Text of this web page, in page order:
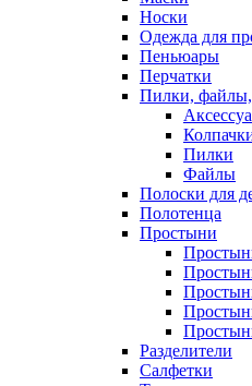
Носки
Одежда для
Пеньюары
Перчатки
Пилки, файлы,
Пилки
Файлы
Полоски для
Полотенца
Простыни
Разделители
Салфетки